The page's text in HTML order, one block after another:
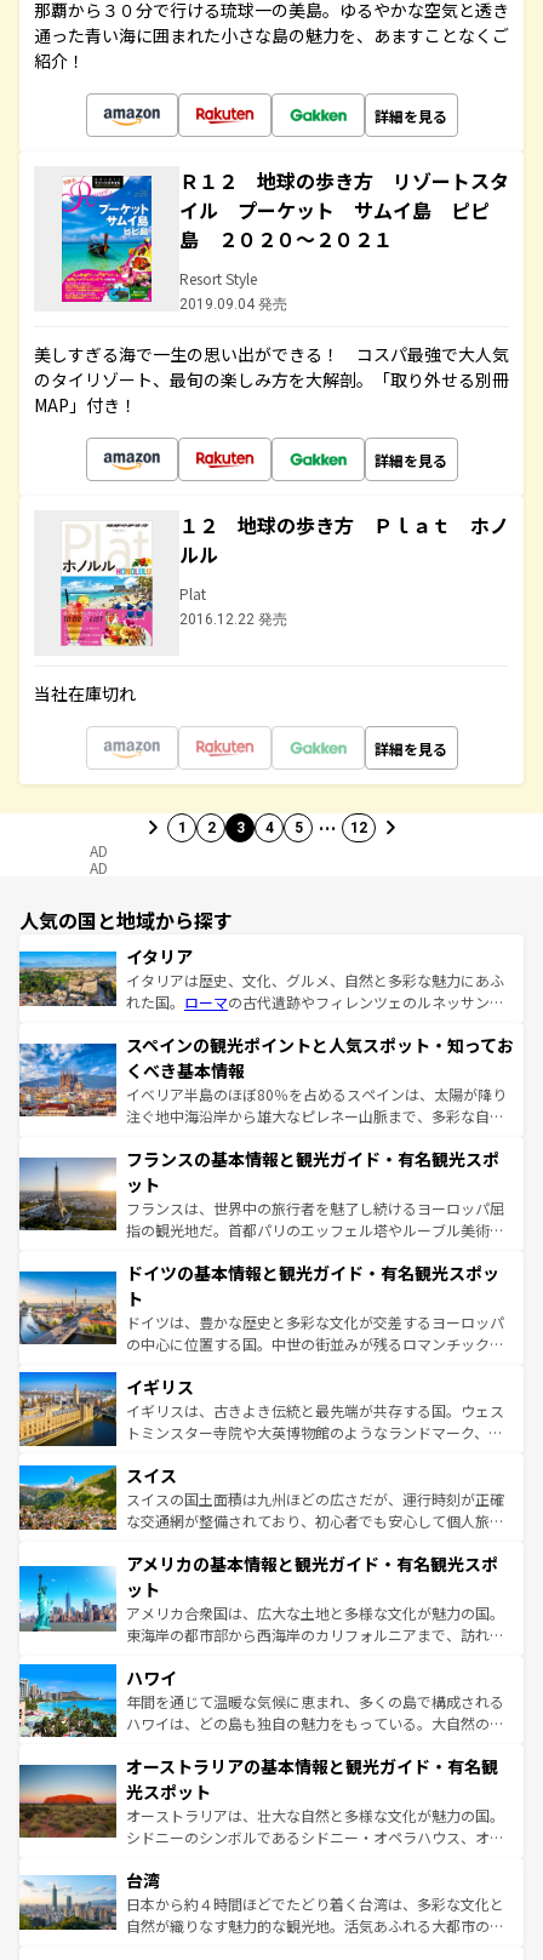
那覇から３０分で行ける琉球一の美島。ゆるやかな空気と透き
通った青い海に囲まれた小さな島の魅力を、あますことなくご
紹介！
詳細を見る
Ｒ１２ 地球の歩き方 リゾートスタ
イル プーケット サムイ島 ピピ
島 ２０２０～２０２１
Resort Style
2019.09.04 発売
美しすぎる海で一生の思い出ができる！ コスパ最強で大人気
のタイリゾート、最旬の楽しみ方を大解剖。「取り外せる別冊
MAP」付き！
詳細を見る
１２ 地球の歩き方 Ｐｌａｔ ホノ
ルル
Plat
2016.12.22 発売
当社在庫切れ
詳細を見る
1 2 3 4 5 … 12
AD
AD
人気の国と地域から探す
イタリア
イタリアは歴史、文化、グルメ、自然と多彩な魅力にあふ
れた国。 ローマの古代遺跡やフィレンツェのルネッサンス
ろん、トスカーナの美しい田園風景やアマルフィ海岸の絶
景など、自然景観も見逃せない。観光の合間には、本場の
ピザやパスタなど、絶品のイタリア料理を堪能することも
できる。朝目覚めてから夜眠るまで、すべての瞬間を楽し
なお、新着のイタリア情報はコンテンツ一覧を参照してほ
しい。
スペインの観光ポイントと人気スポット・知ってお
くべき基本情報
イベリア半島のほぼ80％を占めるスペインは、太陽が降り
注ぐ地中海沿岸から雄大なピレネー山脈まで、多彩な自然
文化が根付くこの国では、情熱的なフラメンコ、熱気あふ
れる闘牛、そして美味しいタパスが生活の一部となってい
る。首都マドリードの洗練された雰囲気や、バルセロナの
アートに溢れた街角から、地方では古代ローマ遺跡や中世
せる。地方によって風土や気候が異なるスペインはその個
ンテンツ一覧 を参照してほしい。
フランスの基本情報と観光ガイド・有名観光スポ
ット
フランスは、世界中の旅行者を魅了し続けるヨーロッパ屈
指の観光地だ。首都パリのエッフェル塔やルーブル美術館
で、幅広い魅力が詰まっている。華麗な宮殿、歴史的な大
聖堂、美しいビーチ、そして豊かな自然が、訪れる者を心
から魅了する。また、フランスは美食の国としても知ら
れ、フランス料理はユネスコ無形文化遺産にも登録されて
香り高いラベンダー畑など、多彩な楽しみ方が可能だ。さ
らに、パリ以外の地域にも魅力が溢れており、どの街角に
も豊かな歴史と文化が息づいている。パリ以外の個性あふ
を参照してほしい。
ドイツの基本情報と観光ガイド・有名観光スポッ
ト
ドイツは、豊かな歴史と多彩な文化が交差するヨーロッパ
の中心に位置する国。中世の街並みが残るロマンチック街
顔を持つこの国は、どこを歩いても飽きることがない。ベ
ルリンの文化的活気、バイエルン州のアルプスの絶景、そ
してライン川沿いのワイン畑といった風景は必見。ビール
は、お酒好きな人にはぜひ体験してほしい。 なお、新着の
ドイツ情報はコンテンツ一覧を参照してほしい。
イギリス
イギリスは、古きよき伝統と最先端が共存する国。ウェス
トミンスター寺院や大英博物館のようなランドマーク、歴
リアごとに異なる魅力がある。また、優雅なアフタヌーン
ティー、ビール好きにはたまらない英国パブ、サッカー観
戦など、本場だからこそできる体験も豊富。イギリスを旅
ンツ一覧を参照してほしい。
スイス
スイスの国土面積は九州ほどの広さだが、運行時刻が正確
な交通網が整備されており、初心者でも安心して個人旅行
の建物がそのまま残る町や、スイスならではのユニークな
博物館もあり、アルプス観光だけでなく町歩きも満喫する
ことができる。国民の所得が高いため物価も高いが、旅行
者向けの交通パス提供のサービスもあり、うまく活用すれ
着のスイス情報は
アメリカの基本情報と観光ガイド・有名観光スポ
ット
アメリカ合衆国は、広大な土地と多様な文化が魅力の国。
東海岸の都市部から西海岸のカリフォルニアまで、訪れる
のような巨大都市は、観光、ショッピング、エンターテイ
ンメントが詰まった刺激的なスポットだ。一方、アメリカ
西部には大自然が広がり、グランドキャニオンやイエロー
部のニューオーリンズでは、音楽と美食が融合した独特の
文化が魅力。旅行者はアメリカの各地域で異なる魅力を楽
しみながら、その多様性と豊かな歴史を感じることができ
るだろう。車でのロードトリップや列車の旅も、アメリカ
情報は
ハワイ
年間を通じて温暖な気候に恵まれ、多くの島で構成される
ハワイは、どの島も独自の魅力をもっている。大自然の神
ワイ島は見逃せない。また、定番の観光地といえばオアフ
島だが、静かな自然を求めるならマウイ島やカウアイ島が
おすすめ。エメラルドグリーンに輝く海をはじめ、豊かな
文化や歴史が息づいている。「アロハスピリット」と呼ば
人々、おいしいローカルフードやハワイアンミュージッ
ク、伝統的なフラダンスなど、すべてがハワイの魅力を彩
っている。訪れるたびに新しい発見と感動が待っているハ
オーストラリアの基本情報と観光ガイド・有名観
光スポット
オーストラリアは、壮大な自然と多様な文化が魅力の国。
シドニーのシンボルであるシドニー・オペラハウス、オー
リアリーフや大陸中央部にそびえるウルル（エアーズロッ
ク）、タスマニアの美しい原生林やケアンズの熱帯雨林な
ど、見どころがたくさん。また、カフェやワイン、オージ
台湾
日本から約４時間ほどでたどり着く台湾は、多彩な文化と
自然が織りなす魅力的な観光地。活気あふれる大都市の台